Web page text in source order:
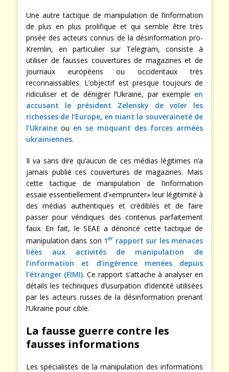
Une autre tactique de manipulation de l’information
de plus en plus prolifique et qui semble être très
prisée des acteurs connus de la désinformation pro-
Kremlin, en particulier sur Telegram, consiste à
utiliser de fausses couvertures de magazines et de
journaux européens ou occidentaux très
reconnaissables. L’objectif est presque toujours de
ridiculiser et de dénigrer l’Ukraine, par exemple en
accusant le président Zelensky de voler les
richesses de l’Europe, en niant la souveraineté de
l’Ukraine ou en se moquant des forces armées
ukrainiennes.
Il va sans dire qu’aucun de ces médias légitimes n’a
jamais publié ces couvertures de magazines. Mais
cette tactique de manipulation de l’information
essaie essentiellement d’«emprunter» leur légitimité à
des médias authentiques et crédibles et de faire
passer pour véridiques des contenus parfaitement
faux. En fait, le SEAE a dénoncé cette tactique de
manipulation dans son 1errapport sur les menaces
liées aux activités de manipulation de
l’information et d’ingérence menées depuis
l’étranger (FIMI). Ce rapport s’attache à analyser en
détails les techniques d’usurpation d’identité utilisées
par les acteurs russes de la désinformation prenant
l’Ukraine pour cible.
La fausse guerre contre les
fausses informations
Les spécialistes de la manipulation des informations